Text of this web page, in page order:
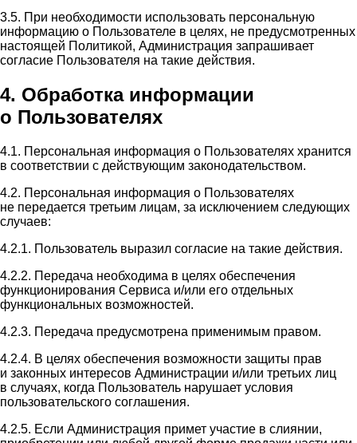
3.5. При необходимости использовать персональную
информацию о Пользователе в целях, не предусмотренных
настоящей Политикой, Администрация запрашивает
согласие Пользователя на такие действия.
4. Обработка информации
о Пользователях
4.1. Персональная информация о Пользователях хранится
в соответствии с действующим законодательством.
4.2. Персональная информация о Пользователях
не передается третьим лицам, за исключением следующих
случаев:
4.2.1. Пользователь выразил согласие на такие действия.
4.2.2. Передача необходима в целях обеспечения
функционирования Сервиса и/или его отдельных
функциональных возможностей.
4.2.3. Передача предусмотрена применимым правом.
4.2.4. В целях обеспечения возможности защиты прав
и законных интересов Администрации и/или третьих лиц
в случаях, когда Пользователь нарушает условия
пользовательского соглашения.
4.2.5. Если Администрация примет участие в слиянии,